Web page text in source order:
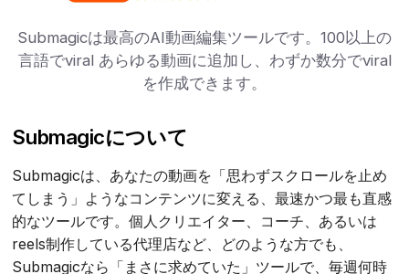
Submagicは最高のAI動画編集ツールです。100以上の
言語でviral あらゆる動画に追加し、わずか数分でviral
を作成できます。
Submagicについて
Submagicは、あなたの動画を「思わずスクロールを止め
てしまう」ようなコンテンツに変える、最速かつ最も直感
的なツールです。個人クリエイター、コーチ、あるいは
reels制作している代理店など、どのような方でも、
Submagicなら「まさに求めていた」ツールで、毎週何時